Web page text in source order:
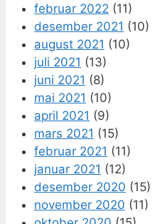
februar 2022 (11)
desember 2021 (10)
august 2021 (10)
juli 2021 (13)
juni 2021 (8)
mai 2021 (10)
april 2021 (9)
mars 2021 (15)
februar 2021 (11)
januar 2021 (12)
desember 2020 (15)
november 2020 (11)